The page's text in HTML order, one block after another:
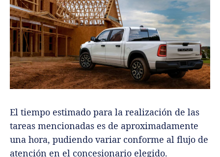
El tiempo estimado para la realización de las
tareas mencionadas es de aproximadamente
una hora, pudiendo variar conforme al flujo de
atención en el concesionario elegido.